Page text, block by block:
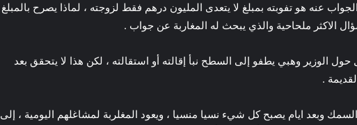
عنه هو تفوبته بمبلغ لا يتعدى المليون درهم فقط لزوجته ، لماذا يصرح بالمبلغ
الاكثر ملحاحية والذي يبحث له المغاربة عن جواب .
حول الوزير وهبي يطفو إلى السطح نبأ إقالته أو استقالته ، لكن هذا لا يتحقق بعد
.
السمك وبعد ايام يصبح كل شيء نسيا منسيا ، ويعود المغلربة لمشاغلهم اليومية ، إلى